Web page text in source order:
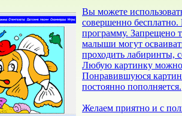
Вы можете
совершенно бесплатно.
программу. Запрещено
малыши могут
проходить лабиринты,
Любую картинку можно
Понравившуюся
постоянно пополняется.
Желаем приятно и с